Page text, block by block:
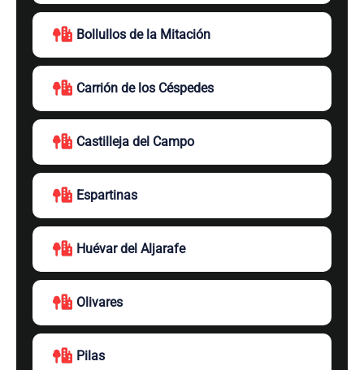
Bollullos de la Mitación
Carrión de los Céspedes
Castilleja del Campo
Espartinas
Huévar del Aljarafe
Olivares
Pilas